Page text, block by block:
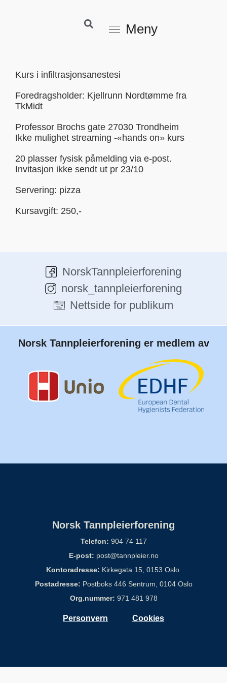
Meny
Kurs i infiltrasjonsanestesi
Foredragsholder: Kjellrunn Nordtømme fra
TkMidt
Professor Brochs gate 27030 Trondheim
Ikke mulighet streaming -«hands on» kurs
20 plasser fysisk påmelding via e-post.
Invitasjon ikke sendt ut pr 23/10
Servering: pizza
Kursavgift: 250,-
NorskTannpleierforening
norsk_tannpleierforening
Nettside for publikum
Norsk Tannpleierforening er medlem av
Norsk Tannpleierforening
Telefon: 904 74 117
E-post: post@tannpleier.no
Kontoradresse: Kirkegata 15, 0153 Oslo
Postadresse: Postboks 446 Sentrum, 0104 Oslo
Org.nummer: 971 481 978
Personvern Cookies